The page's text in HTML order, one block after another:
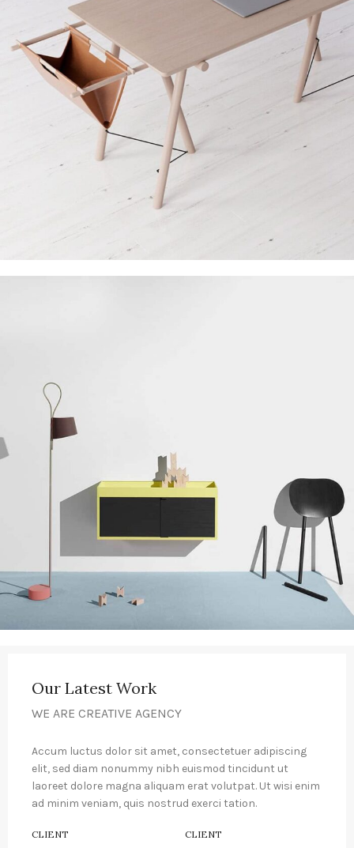
Our Latest Work
WE ARE CREATIVE AGENCY
Accum luctus dolor sit amet, consectetuer adipiscing
elit, sed diam nonummy nibh euismod tincidunt ut
laoreet dolore magna aliquam erat volutpat. Ut wisi enim
ad minim veniam, quis nostrud exerci tation.
CLIENT CLIENT